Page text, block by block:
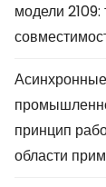
модели
принцип
области